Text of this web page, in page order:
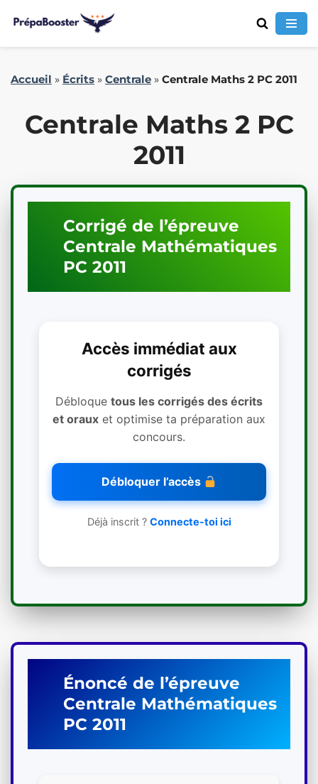
Aller
Accueil » Écrits » Centrale » Centrale Maths 2 PC 2011
Centrale Maths 2 PC
2011
Corrigé de l’épreuve
Centrale Mathématiques
PC 2011
Accès immédiat aux
corrigés
Débloque tous les corrigés des écrits
et oraux et optimise ta préparation aux
concours.
Débloquer l’accès
Déjà inscrit ? Connecte-toi ici
Énoncé de l’épreuve
Centrale Mathématiques
PC 2011